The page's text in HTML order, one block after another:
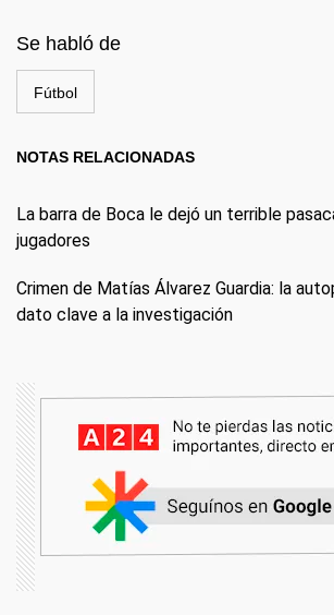
Se habló de
Fútbol
NOTAS RELACIONADAS
La barra de Boca le dejó un terrible
jugadores
Crimen de Matías Álvarez Guardia: la
dato clave a la investigación